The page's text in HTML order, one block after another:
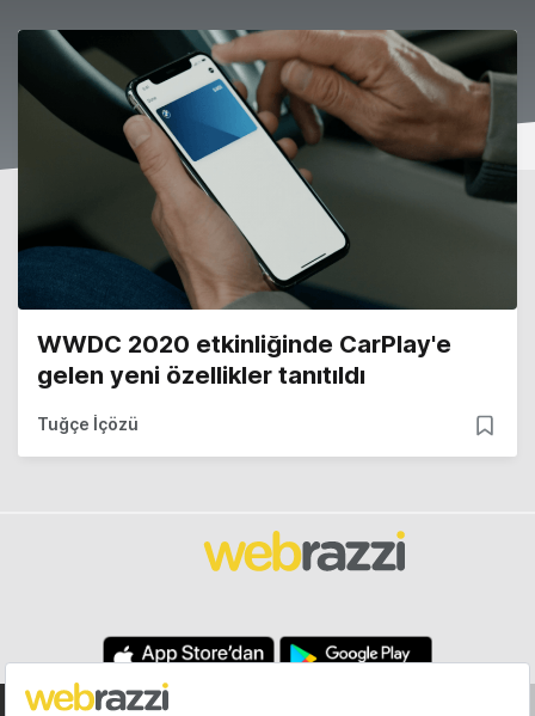
WWDC 2020 etkinliğinde CarPlay'e
gelen yeni özellikler tanıtıldı
Tuğçe İçözü